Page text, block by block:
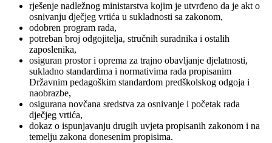
rješenje nadležnog ministarstva kojim je utvrđeno da je akt o
osnivanju dječjeg vrtića u sukladnosti sa zakonom,
odobren program rada,
potreban broj odgojitelja, stručnih suradnika i ostalih
zaposlenika,
osiguran prostor i oprema za trajno obavljanje djelatnosti,
sukladno standardima i normativima rada propisanim
Državnim pedagoškim standardom predškolskog odgoja i
naobrazbe,
osigurana novčana sredstva za osnivanje i početak rada
dječjeg vrtića,
dokaz o ispunjavanju drugih uvjeta propisanih zakonom i na
temelju zakona donesenim propisima.